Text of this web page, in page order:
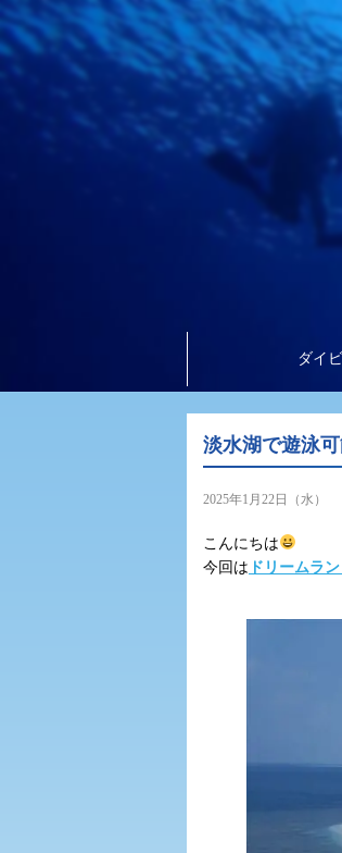
ダイ
淡水湖で遊泳
2025年1月22日（水）
こんにちは
今回は ドリームラ